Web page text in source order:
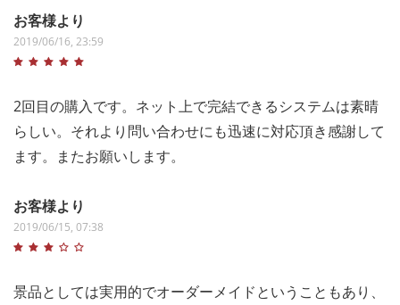
お客様より
2019/06/16, 23:59
2回目の購入です。ネット上で完結できるシステムは素晴
らしい。それより問い合わせにも迅速に対応頂き感謝して
ます。またお願いします。
お客様より
2019/06/15, 07:38
景品としては実用的でオーダーメイドということもあり、